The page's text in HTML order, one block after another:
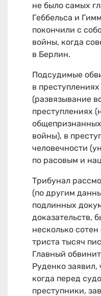
не было самых
Геббельса и
покончили с
войны, когда
в Берлин.
Подсудимые
в
(развязывание
преступлениях
войны), в
человечности
по расовым и
Трибунал
(по другим
подлинных
доказательств,
несколько
триста тысяч
Главный
Руденко заявил,
когда перед
преступники,